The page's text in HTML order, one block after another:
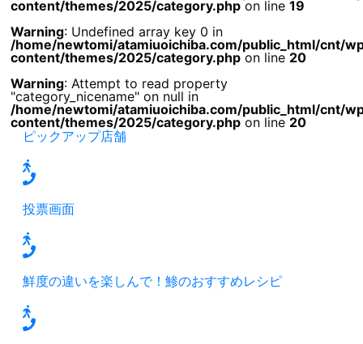
content/themes/2025/category.phpon line 19
Warning: Undefined array key 0 in
/home/newtomi/atamiuoichiba.com/public_html/cnt/
content/themes/2025/category.phpon line 20
Warning: Attempt to read property
"category_nicename" on null in
/home/newtomi/atamiuoichiba.com/public_html/cnt/
content/themes/2025/category.phpon line 20
ピックアップ店舗
投票画面
鮮度の違いを楽しんで！鯵のおすすめレシピ